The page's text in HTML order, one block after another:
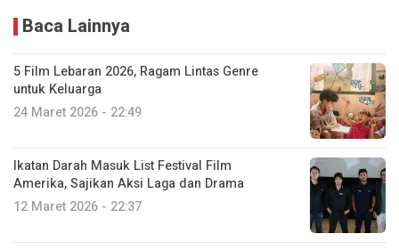
Baca Lainnya
5 Film Lebaran 2026, Ragam Lintas Genre
untuk Keluarga
24 Maret 2026 - 22:49
Ikatan Darah Masuk List Festival Film
Amerika, Sajikan Aksi Laga dan Drama
12 Maret 2026 - 22:37